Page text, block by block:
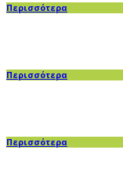
Περισσότερα
Περισσότερα
Περισσότερα